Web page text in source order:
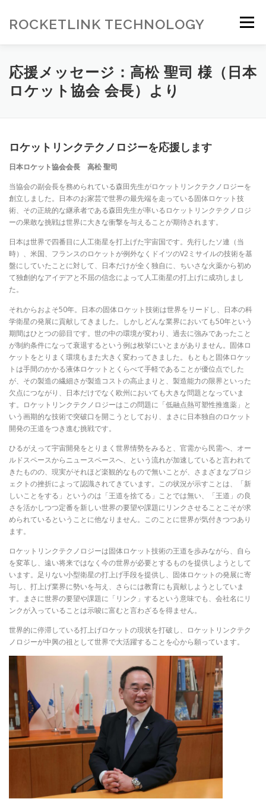
ROCKETLINK TECHNOLOGY メニュー
応援メッセージ：高松 聖司 様（日本
ロケット協会 会長）より
ロケットリンクテクノロジーを応援します
日本ロケット協会会長 高松 聖司
当協会の副会長を務められている森田先生がロケットリンクテクノロジーを
創立しました。日本のお家芸で世界の最先端を走っている固体ロケット技
術、その正統的な継承者である森田先生が率いるロケットリンクテクノロジ
ーの果敢な挑戦は世界に大きな衝撃を与えることが期待されます。
日本は世界で四番目に人工衛星を打上げた宇宙国です。先行したソ連（当
時）、米国、フランスのロケットが例外なくドイツのV2ミサイルの技術を基
盤にしていたことに対して、日本だけが全く独自に、ちいさな火薬から初め
て独創的なアイデアと不屈の信念によって人工衛星の打上げに成功しまし
た。
それからおよそ50年。日本の固体ロケット技術は世界をリードし、日本の科
学衛星の発展に貢献してきました。しかしどんな業界においても50年という
期間はひとつの節目です。世の中の環境が変わり、過去に強みであったこと
が制約条件になって衰退するという例は枚挙にいとまがありません。固体ロ
ケットをとりまく環境もまた大きく変わってきました。もともと固体ロケッ
トは手間のかかる液体ロケットとくらべて手軽であることが優位点でした
が、その製造の繊細さが製造コストの高止まりと、製造能力の限界といった
欠点につながり、日本だけでなく欧州においても大きな問題となっていま
す。ロケットリンクテクノロジーはこの問題に「低融点熱可塑性推進薬」と
いう画期的な技術で突破口を開こうとしており、まさに日本独自のロケット
開発の王道をつき進む挑戦です。
ひるがえって宇宙開発をとりまく世界情勢をみると、官需から民需へ、オー
ルドスペースからニュースペースへ、という流れが加速していると言われて
きたものの、現実がそれほど楽観的なもので無いことが、さまざまなプロジ
ェクトの挫折によって認識されてきています。この状況が示すことは、「新
しいことをする」というのは「王道を捨てる」ことでは無い、「王道」の良
さを活かしつつ定番を新しい世界の要望や課題にリンクさせることこそが求
められているということに他なりません。このことに世界が気付きつつあり
ます。
ロケットリンクテクノロジーは固体ロケット技術の王道を歩みながら、自ら
を変革し、遠い将来ではなく今の世界が必要とするものを提供しようとして
います。足りない小型衛星の打上げ手段を提供し、固体ロケットの発展に寄
与し、打上げ業界に勢いを与え、さらには教育にも貢献しようとしていま
す。まさに世界の要望や課題に「リンク」するという意味でも、会社名にリ
ンクが入っていることは示唆に富むと言わざるを得ません。
世界的に停滞している打上げロケットの現状を打破し、ロケットリンクテク
ノロジーが中興の祖として世界で大活躍することを心から願っています。